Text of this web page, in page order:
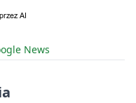
News